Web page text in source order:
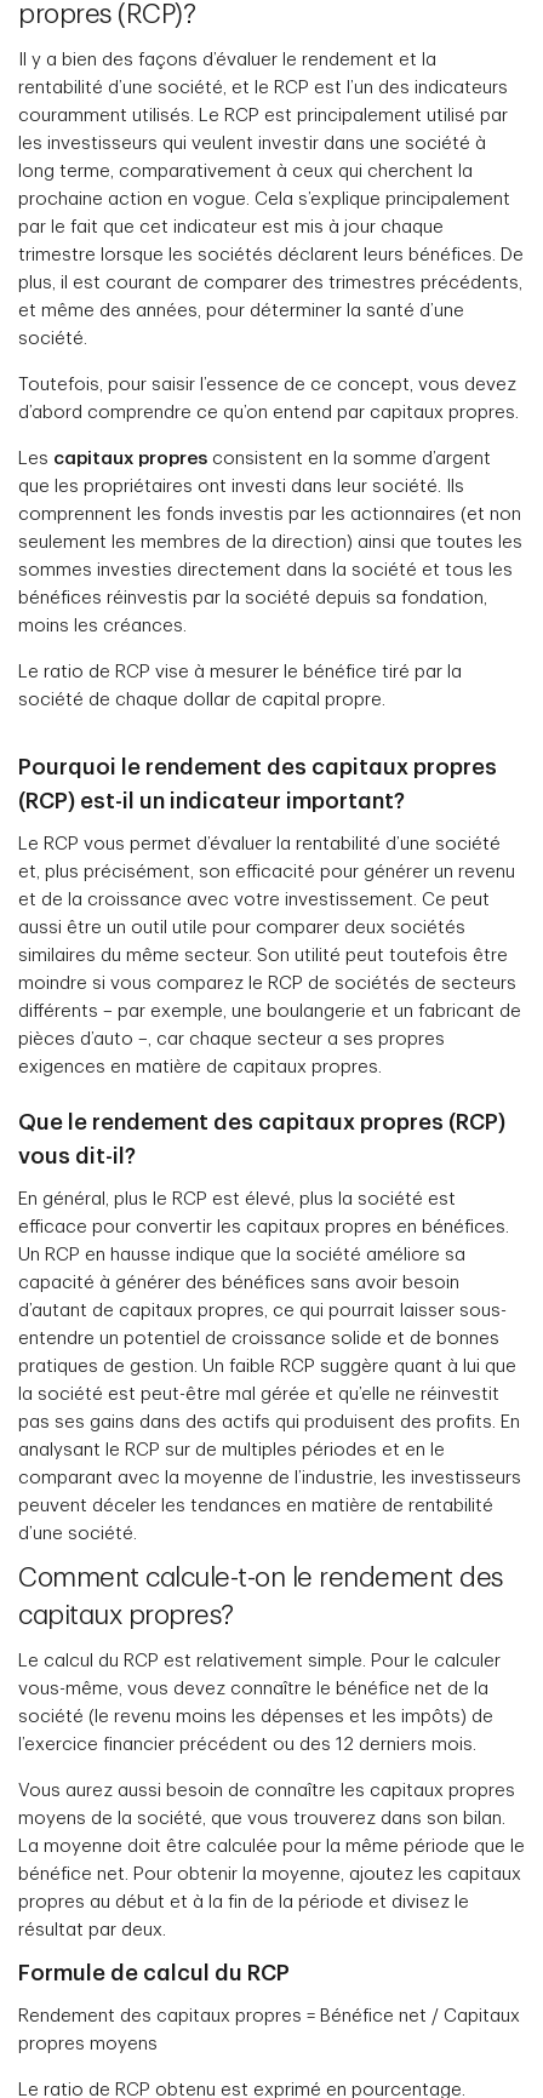
propres (RCP)?
Il y a bien des façons d’évaluer le rendement et la
rentabilité d’une société, et le RCP est l’un des indicateurs
couramment utilisés. Le RCP est principalement utilisé par
les investisseurs qui veulent investir dans une société à
long terme, comparativement à ceux qui cherchent la
prochaine action en vogue. Cela s’explique principalement
par le fait que cet indicateur est mis à jour chaque
trimestre lorsque les sociétés déclarent leurs bénéfices. De
plus, il est courant de comparer des trimestres précédents,
et même des années, pour déterminer la santé d’une
société.
Toutefois, pour saisir l’essence de ce concept, vous devez
d’abord comprendre ce qu’on entend par capitaux propres.
Les capitaux propres consistent en la somme d’argent
que les propriétaires ont investi dans leur société. Ils
comprennent les fonds investis par les actionnaires (et non
seulement les membres de la direction) ainsi que toutes les
sommes investies directement dans la société et tous les
bénéfices réinvestis par la société depuis sa fondation,
moins les créances.
Le ratio de RCP vise à mesurer le bénéfice tiré par la
société de chaque dollar de capital propre.
Pourquoi le rendement des capitaux propres
(RCP) est-il un indicateur important?
Le RCP vous permet d’évaluer la rentabilité d’une société
et, plus précisément, son efficacité pour générer un revenu
et de la croissance avec votre investissement. Ce peut
aussi être un outil utile pour comparer deux sociétés
similaires du même secteur. Son utilité peut toutefois être
moindre si vous comparez le RCP de sociétés de secteurs
différents – par exemple, une boulangerie et un fabricant de
pièces d’auto –, car chaque secteur a ses propres
exigences en matière de capitaux propres.
Que le rendement des capitaux propres (RCP)
vous dit-il?
En général, plus le RCP est élevé, plus la société est
efficace pour convertir les capitaux propres en bénéfices.
Un RCP en hausse indique que la société améliore sa
capacité à générer des bénéfices sans avoir besoin
d’autant de capitaux propres, ce qui pourrait laisser sous-
entendre un potentiel de croissance solide et de bonnes
pratiques de gestion. Un faible RCP suggère quant à lui que
la société est peut-être mal gérée et qu’elle ne réinvestit
pas ses gains dans des actifs qui produisent des profits. En
analysant le RCP sur de multiples périodes et en le
comparant avec la moyenne de l’industrie, les investisseurs
peuvent déceler les tendances en matière de rentabilité
d’une société.
Comment calcule-t-on le rendement des
capitaux propres?
Le calcul du RCP est relativement simple. Pour le calculer
vous-même, vous devez connaître le bénéfice net de la
société (le revenu moins les dépenses et les impôts) de
l’exercice financier précédent ou des 12 derniers mois.
Vous aurez aussi besoin de connaître les capitaux propres
moyens de la société, que vous trouverez dans son bilan.
La moyenne doit être calculée pour la même période que le
bénéfice net. Pour obtenir la moyenne, ajoutez les capitaux
propres au début et à la fin de la période et divisez le
résultat par deux.
Formule de calcul du RCP
Rendement des capitaux propres = Bénéfice net / Capitaux
propres moyens
Le ratio de RCP obtenu est exprimé en pourcentage.